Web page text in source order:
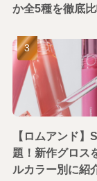
か全5種を徹底比
【ロムアンド】
題！新作グロス
ルカラー別に紹